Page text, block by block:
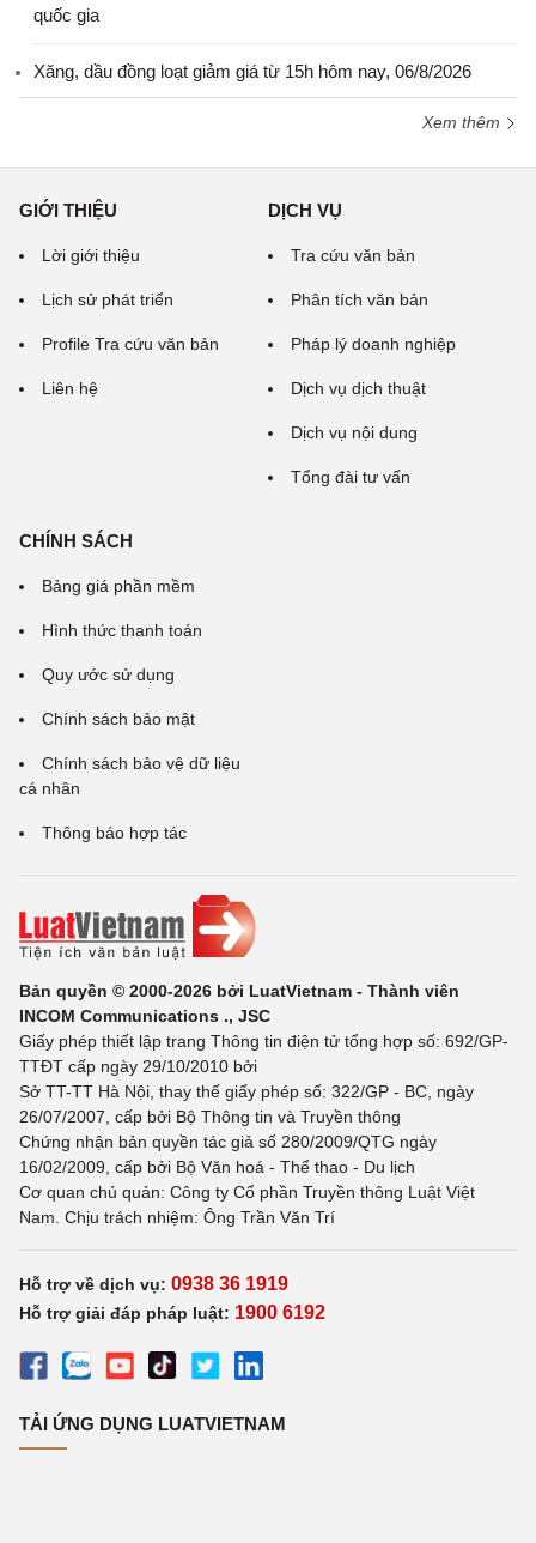
quốc gia
Xăng, dầu đồng loạt giảm giá từ 15h hôm nay, 06/8/2026
Xem thêm
GIỚI THIỆU
Lời giới thiệu
Lịch sử phát triển
Profile Tra cứu văn bản
Liên hệ
DỊCH VỤ
Tra cứu văn bản
Phân tích văn bản
Pháp lý doanh nghiệp
Dịch vụ dịch thuật
Dịch vụ nội dung
Tổng đài tư vấn
CHÍNH SÁCH
Bảng giá phần mềm
Hình thức thanh toán
Quy ước sử dụng
Chính sách bảo mật
Chính sách bảo vệ dữ liệu
cá nhân
Thông báo hợp tác
Bản quyền © 2000-2026 bởi LuatVietnam - Thành viên
INCOM Communications ., JSC
Giấy phép thiết lập trang Thông tin điện tử tổng hợp số: 692/GP-
TTĐT cấp ngày 29/10/2010 bởi
Sở TT-TT Hà Nội, thay thế giấy phép số: 322/GP - BC, ngày
26/07/2007, cấp bởi Bộ Thông tin và Truyền thông
Chứng nhận bản quyền tác giả số 280/2009/QTG ngày
16/02/2009, cấp bởi Bộ Văn hoá - Thể thao - Du lịch
Cơ quan chủ quản: Công ty Cổ phần Truyền thông Luật Việt
Nam. Chịu trách nhiệm: Ông Trần Văn Trí
Hỗ trợ về dịch vụ: 0938 36 1919
Hỗ trợ giải đáp pháp luật: 1900 6192
TẢI ỨNG DỤNG LUATVIETNAM